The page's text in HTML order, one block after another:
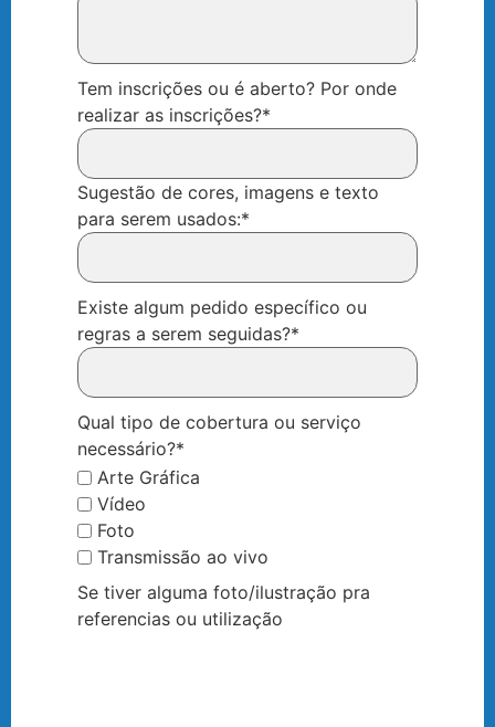
Tem inscrições ou é aberto? Por onde
realizar as inscrições?*
Sugestão de cores, imagens e texto
para serem usados:*
Existe algum pedido específico ou
regras a serem seguidas?*
Qual tipo de cobertura ou serviço
necessário?*
Arte Gráfica
Vídeo
Foto
Transmissão ao vivo
Se tiver alguma foto/ilustração pra
referencias ou utilização